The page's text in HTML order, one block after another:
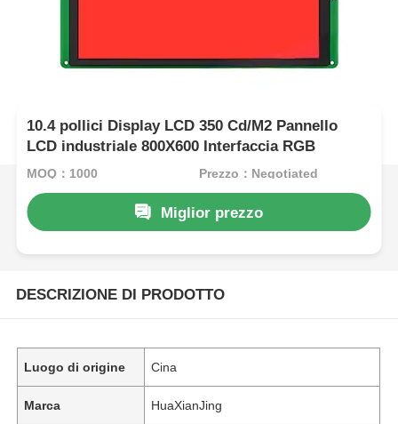
10.4 pollici Display LCD 350 Cd/M2 Pannello
LCD industriale 800X600 Interfaccia RGB
MOQ：1000 Prezzo：Negotiated
Miglior prezzo
DESCRIZIONE DI PRODOTTO
Luogo di origine Cina
Marca HuaXianJing